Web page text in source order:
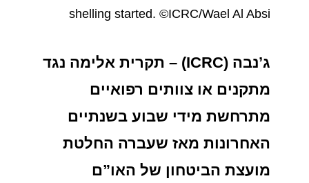
shelling started. ©ICRC/Wael Al Absi
ג’נבה (ICRC) – תקרית אלימה נגד
מתקנים או צוותים רפואיים
מתרחשת מידי שבוע בשנתיים
האחרונות מאז שעברה החלטת
מועצת הביטחון של האו”ם